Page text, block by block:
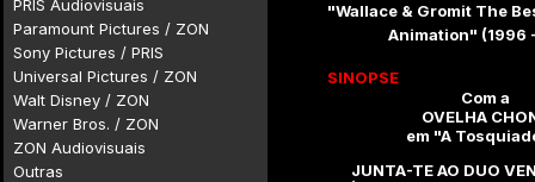
PRIS Audiovisuais
Paramount Pictures / ZON
Sony Pictures / PRIS
Universal Pictures / ZON
Walt Disney / ZON
Warner Bros. / ZON
ZON Audiovisuais
Outras
"Wallace & Gromit The
Animation" (1996
SINOPSE
Com a
OVELHA
em "A
JUNTA-TE AO DUO